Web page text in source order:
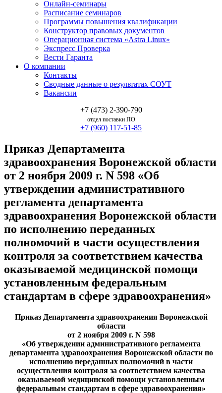
Онлайн-семинары
Расписание семинаров
Программы повышения квалификации
Конструктор правовых документов
Операционная система «Astra Linux»
Экспресс Проверка
Вести Гаранта
О компании
Контакты
Сводные данные о результатах СОУТ
Вакансии
+7 (473) 2-390-790
отдел поставки ПО
+7 (960) 117-51-85
Приказ Департамента
здравоохранения Воронежской области
от 2 ноября 2009 г. N 598 «Об
утверждении административного
регламента департамента
здравоохранения Воронежской области
по исполнению переданных
полномочий в части осуществления
контроля за соответствием качества
оказываемой медицинской помощи
установленным федеральным
стандартам в сфере здравоохранения»
Приказ Департамента здравоохранения Воронежской
области
от 2 ноября 2009 г. N 598
«Об утверждении административного регламента
департамента здравоохранения Воронежской области по
исполнению переданных полномочий в части
осуществления контроля за соответствием качества
оказываемой медицинской помощи установленным
федеральным стандартам в сфере здравоохранения»